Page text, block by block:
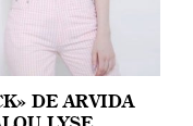
DE ARVIDA